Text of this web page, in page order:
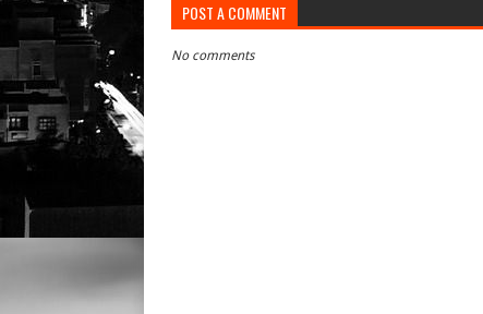
POST A COMMENT
No comments